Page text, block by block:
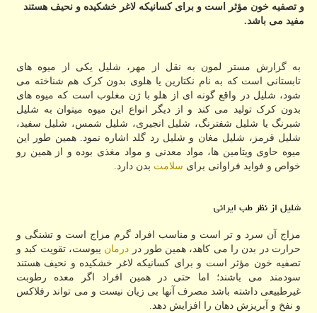
و تصفیه خون مؤثر است و برای کسانیکه لاغر خشکیده و نحیف هستند
مفید می باشد.
به گزارش مستر لمون به نقل از مهر، شلیل یکی از میوه های
تابستانی است که به نام نکتارین یا هلوی بدون کرک هم شناخته می
شود، شلیل در واقع گونه ای از هلو با ژن مغلوب است که میوه های
بدون کرک تولید می کند و از دیگر انواع این میوه میتوان به شلیل
شبرنگ یا شلیل شفترنگ، شلیل انجیری، شلیل شمس، شلیل سفید،
شلیل قرمز، شلیل مغان و شلیل رد گلد اشاره نمود. همین طور این
میوه حاوی ویتامین ها، مواد معدنی و مواد مغذی بوده و از همین رو
خواص و فواید فراوانی برای سلامت بدن دارد.
شلیل از نظر طب ایرانی
مزاج آن سرد و تر است و مناسب افراد گرم مزاج است و تشنگی و
حرارت در بدن را می کاهد، همین طور در درمان یبوست، تقویت کبد و
تصفیه خون مؤثر است و برای کسانیکه لاغر خشکیده و نحیف هستند
سودمند می باشند؛ اما حتی در همین افراد اگر معده رطوبت
غیرطبیعی داشته باشد مصرف آنها بی زیان نیست و می تواند رفلاکس
و نفخ و آبریزش دهان را افزایش دهد.